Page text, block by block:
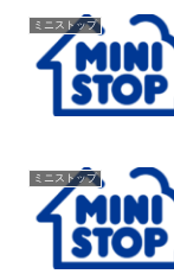
ミニストップ
ミニストップ